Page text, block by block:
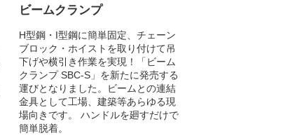
ビームクランプ
H型鋼・I型鋼に簡単固定、チェーン
ブロック・ホイストを取り付けて吊
下げや横引き作業を実現！「ビーム
クランプ SBC-S」を新たに発売する
運びとなりました。ビームとの連結
金具として工場、建築等あらゆる現
場向きです。 ハンドルを廻すだけで
簡単脱着。